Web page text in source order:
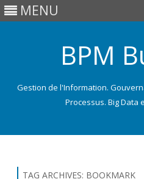
MENU
BPM
Gestion de l'Information.
Processus. Big Data
TAG ARCHIVES: BOOKMARK